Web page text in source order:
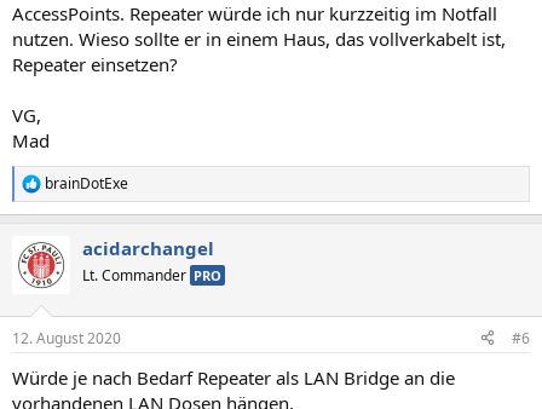
AccessPoints. Repeater würde ich nur kurzzeitig im Notfall
nutzen. Wieso sollte er in einem Haus, das vollverkabelt ist,
Repeater einsetzen?
VG,
Mad
R
e
k
t
e
:
brainDotExe
acidarchangel
Lt. Commander PRO
12. August 2020 #6
Würde je nach Bedarf Repeater als LAN Bridge an die
vorhandenen LAN Dosen hängen.